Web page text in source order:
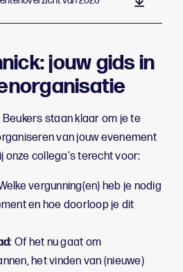
jouw gids in
staan klaar om je te
van jouw evenement
onze collega's terecht voor:
vergunning(en) heb je nodig
en hoe doorloop je dit
: Of het nu gaat om
het vinden van (nieuwe)